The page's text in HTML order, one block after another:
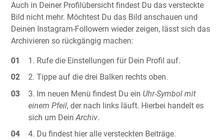
Auch in Deiner Profilübersicht findest Du das versteckte
Bild nicht mehr. Möchtest Du das Bild anschauen und
Deinen Instagram-Followern wieder zeigen, lässt sich das
Archivieren so rückgängig machen:
Rufe die Einstellungen für Dein Profil auf.
Tippe auf die drei Balken rechts oben.
Im neuen Menü findest Du ein Uhr-Symbol mit
einem Pfeil, der nach links läuft. Hierbei handelt es
sich um DeinArchiv.
Du findest hier alle versteckten Beiträge.